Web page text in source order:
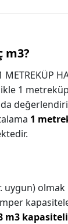
m3?
METREKÜP
1 metreküp
1
uygun) olmak
m3